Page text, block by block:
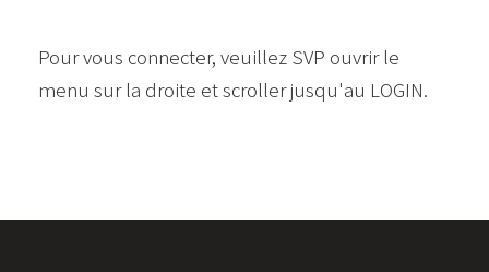
Pour vous connecter, veuillez SVP ouvrir le
menu sur la droite et scroller jusqu'au LOGIN.